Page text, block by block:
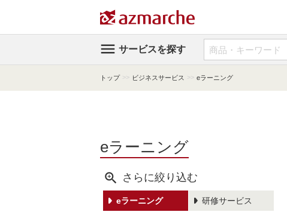
 サービスを探す
トップ >> ビジネスサービス >> eラーニング
eラーニング
 さらに絞り込む
eラーニング 研修サービス